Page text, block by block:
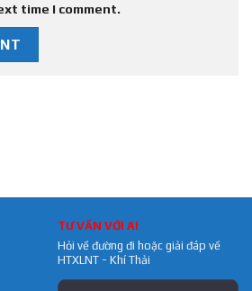
time I comment.
TƯ VẤN VỚI AI
Hỏi về đường đi hoặc giải đáp về
HTXLNT - Khí Thải